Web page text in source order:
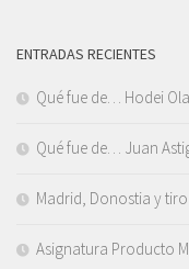
ENTRADAS RECIENTES
Qué fue de… Hodei
Qué fue de… Juan
Madrid, Donostia y
Asignatura Producto